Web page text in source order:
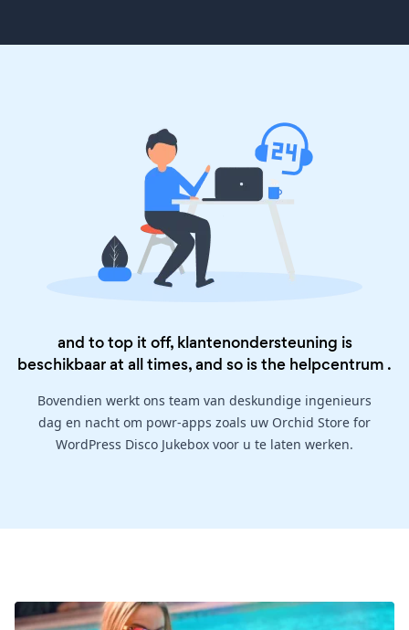
and to top it off, klantenondersteuning is
beschikbaar at all times, and so is the helpcentrum .
Bovendien werkt ons team van deskundige ingenieurs
dag en nacht om powr-apps zoals uw Orchid Store for
WordPress Disco Jukebox voor u te laten werken.